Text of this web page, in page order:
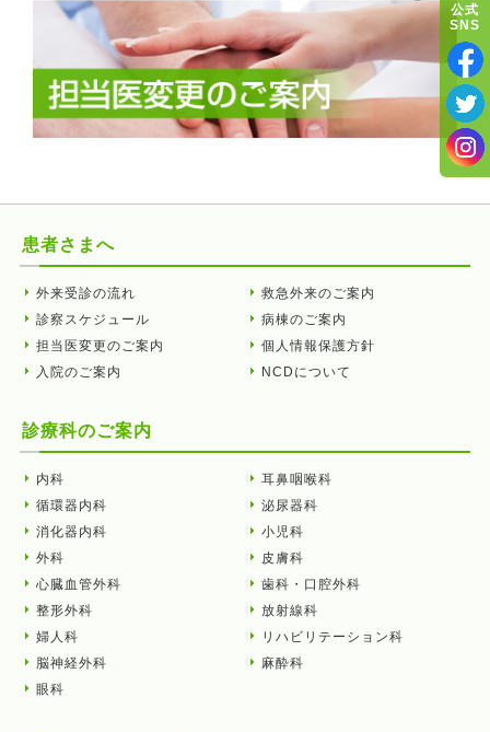
患者さまへ
外来受診の流れ
診察スケジュール
担当医変更のご案内
入院のご案内
救急外来のご案内
病棟のご案内
個人情報保護方針
NCDについて
診療科のご案内
内科
循環器内科
消化器内科
外科
心臓血管外科
整形外科
婦人科
脳神経外科
眼科
耳鼻咽喉科
泌尿器科
小児科
皮膚科
歯科・口腔外科
放射線科
リハビリテーション科
麻酔科
公式
SNS